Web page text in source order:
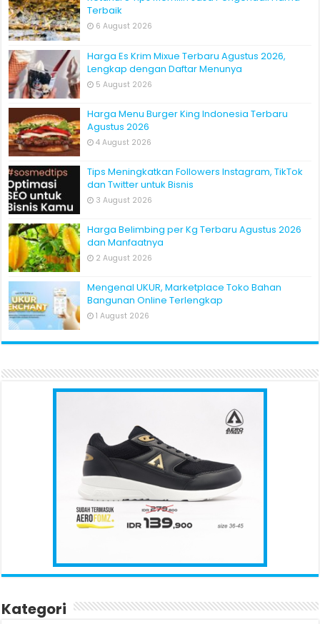
Terbaik
6 August 2026
Harga Es Krim Mixue Terbaru Agustus 2026,
Lengkap dengan Daftar Menunya
5 August 2026
Harga Menu Burger King Indonesia Terbaru
Agustus 2026
4 August 2026
Tips Meningkatkan Followers Instagram, TikTok
dan Twitter untuk Bisnis
3 August 2026
Harga Belimbing per Kg Terbaru Agustus 2026
dan Manfaatnya
2 August 2026
Mengenal UKUR, Marketplace Toko Bahan
Bangunan Online Terlengkap
1 August 2026
Kategori